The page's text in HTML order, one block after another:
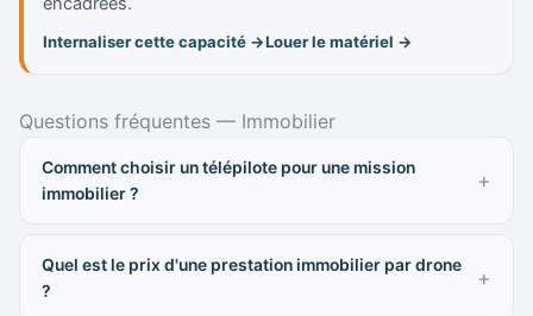
Internaliser cette capacité →Louer le matériel →
Questions fréquentes — Immobilier
Comment choisir un télépilote pour une mission
immobilier ?
Quel est le prix d'une prestation immobilier par drone
?